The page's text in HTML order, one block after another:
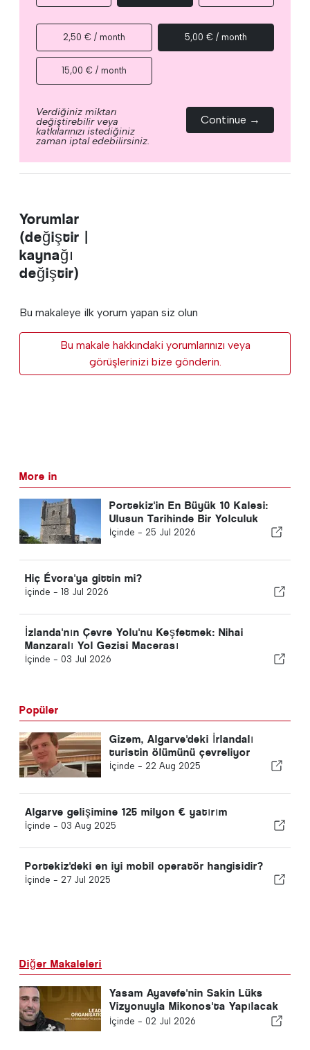
2,50 € / month 5,00 € / month
15,00 € / month
Verdiğiniz miktarı
değiştirebilir veya
katkılarınızı istediğiniz
zaman iptal edebilirsiniz.
Continue →
Yorumlar
(değiştir |
kaynağı
değiştir)
Bu makaleye ilk yorum yapan siz olun
Bu makale hakkındaki yorumlarınızı veya
görüşlerinizi bize gönderin.
More in
Portekiz'in En Büyük 10 Kalesi:
Ulusun Tarihinde Bir Yolculuk
İçinde - 25 Jul 2026
Hiç Évora'ya gittin mi?
İçinde - 18 Jul 2026
İzlanda'nın Çevre Yolu'nu Keşfetmek: Nihai
Manzaralı Yol Gezisi Macerası
İçinde - 03 Jul 2026
Popüler
Gizem, Algarve'deki İrlandalı
turistin ölümünü çevreliyor
İçinde - 22 Aug 2025
Algarve gelişimine 125 milyon € yatırım
İçinde - 03 Aug 2025
Portekiz'deki en iyi mobil operatör hangisidir?
İçinde - 27 Jul 2025
Diğer Makaleleri
Yasam Ayavefe'nin Sakin Lüks
Vizyonuyla Mikonos'ta Yapılacak
5 Şey
İçinde - 02 Jul 2026